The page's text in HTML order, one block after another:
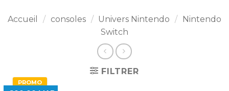
Accueil / consoles / Univers Nintendo / Nintendo
Switch
FILTRER
PROMO